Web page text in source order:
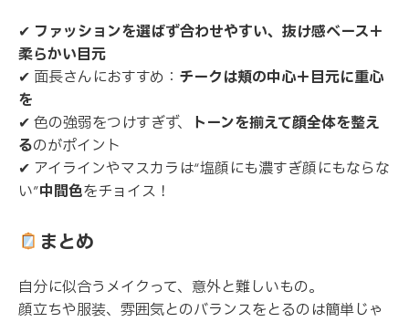
✔ ファッションを選ばず合わせやすい、抜け感ベース＋
柔らかい目元
✔ 面長さんにおすすめ： チークは頬の中心＋目元に重心
を
✔ 色の強弱をつけすぎず、
トーンを揃えて顔全体を整え
るのがポイント
✔ アイラインやマスカラは“塩顔にも濃すぎ顔にもならな
い”中間色をチョイス！
まとめ
自分に似合うメイクって、意外と難しいもの。
顔立ちや服装、雰囲気とのバランスをとるのは簡単じゃ